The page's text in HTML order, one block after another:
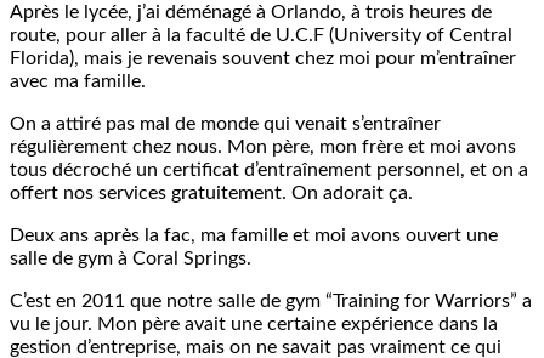
Après le lycée, j’ai déménagé à Orlando, à trois heures de
route, pour aller à la faculté de U.C.F (University of Central
Florida), mais je revenais souvent chez moi pour m’entraîner
avec ma famille.
On a attiré pas mal de monde qui venait s’entraîner
régulièrement chez nous. Mon père, mon frère et moi avons
tous décroché un certificat d’entraînement personnel, et on a
offert nos services gratuitement. On adorait ça.
Deux ans après la fac, ma famille et moi avons ouvert une
salle de gym à Coral Springs.
C’est en 2011 que notre salle de gym “Training for Warriors” a
vu le jour. Mon père avait une certaine expérience dans la
gestion d’entreprise, mais on ne savait pas vraiment ce qui